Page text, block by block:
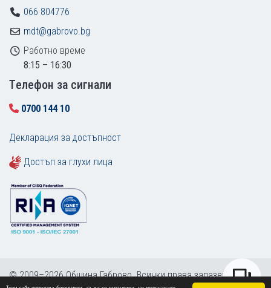
066 804776
mdt@gabrovo.bg
Работно време
8:15 – 16:30
Tелефон за сигнали
0700 144 10
Декларация за достъпност
Достъп за глухи лица
© 2009–2026 Община Габрово. Всички права запазени.